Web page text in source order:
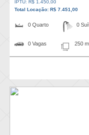
IPTU: R$ 1.450,00
Total Locação: R$ 7.451,00
0 Quarto 0
0 Vagas 250